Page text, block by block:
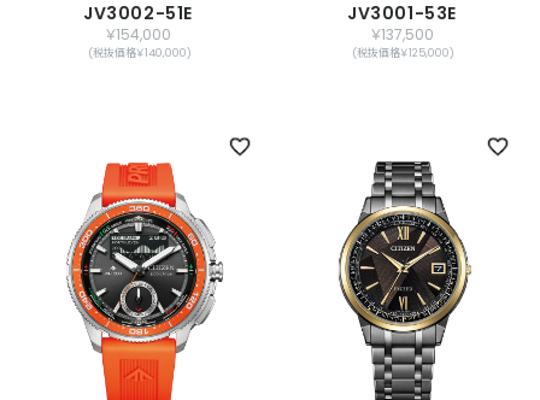
JV3002-51E
￥154,000
(税抜価格￥140,000)
JV3001-53E
￥137,500
(税抜価格￥125,000)